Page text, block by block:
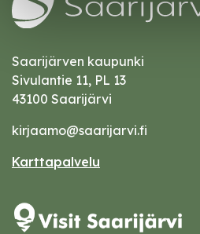
Saarijärven kaupunki
Sivulantie 11, PL 13
43100 Saarijärvi
kirjaamo@saarijarvi.fi
Karttapalvelu